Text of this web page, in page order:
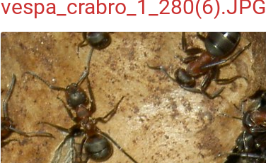
vespa_crabro_1_280(6).JPG